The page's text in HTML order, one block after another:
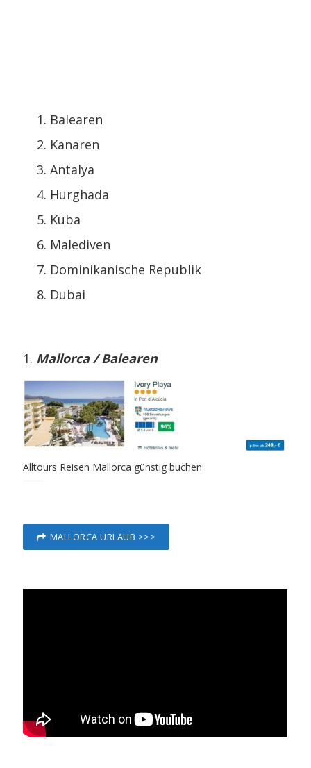
Balearen
Kanaren
Antalya
Hurghada
Kuba
Malediven
Dominikanische Republik
Dubai
Mallorca / Balearen
Alltours Reisen Mallorca günstig buchen
MALLORCA URLAUB >>>